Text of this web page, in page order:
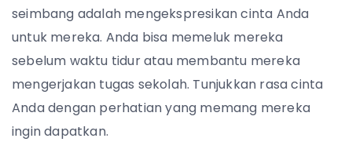
seimbang adalah mengekspresikan cinta Anda
untuk mereka. Anda bisa memeluk mereka
sebelum waktu tidur atau membantu mereka
mengerjakan tugas sekolah. Tunjukkan rasa cinta
Anda dengan perhatian yang memang mereka
ingin dapatkan.